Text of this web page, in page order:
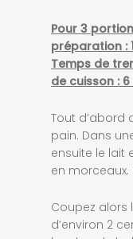
Pour 3
préparation :
Temps de
de cuisson : 6
Tout d’abord
pain. Dans
ensuite le lait
en morceaux.
Coupez alors
d’environ 2